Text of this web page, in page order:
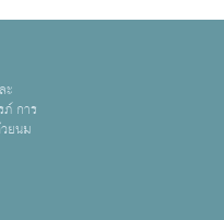
ะ
การ
ยนม